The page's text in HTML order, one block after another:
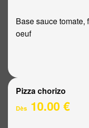
Base sauce tomate,
oeuf
Pizza chorizo
Dès 10.00 €